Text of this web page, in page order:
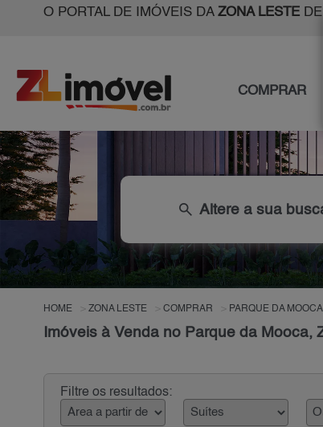
O PORTAL DE IMÓVEIS DA ZONA LESTEDE
COMPRAR
search Altere a sua
HOME ZONA LESTE COMPRAR PARQUE DA MOOCA
Imóveis à Venda no Parque da Mooca,
Filtre os resultados: